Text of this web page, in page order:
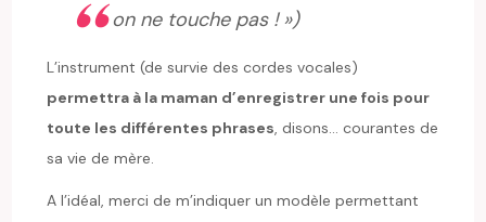
on ne touche pas ! »)
L’instrument (de survie des cordes vocales)
permettra à la maman d’enregistrer une fois pour
toute les différentes phrases, disons… courantes de
sa vie de mère.
A l’idéal, merci de m’indiquer un modèle permettant